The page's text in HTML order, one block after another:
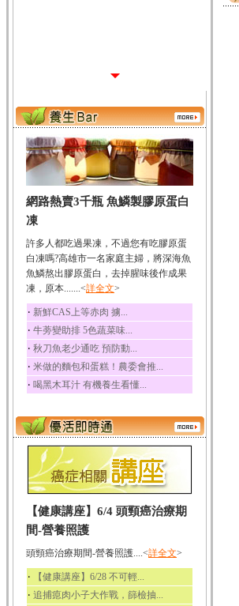
網路熱賣3千瓶 魚鱗製膠原蛋白
凍
許多人都吃過果凍，不過您有吃膠原蛋
白凍嗎?高雄市一名家庭主婦，將深海魚
魚鱗熬出膠原蛋白，去掉腥味後作成果
凍，原本.......<詳全文>
‧ 新鮮CAS上等赤肉 擄...
‧ 牛蒡變助排 5色蔬菜味...
‧ 秋刀魚老少通吃 預防動...
‧ 米做的麵包和蛋糕！農委會推...
‧ 喝黑木耳汁 有機養生看懂...
【健康講座】6/4 頭頸癌治療期
間-營養照護
頭頸癌治療期間-營養照護....<詳全文>
‧ 【健康講座】6/28 不可輕...
‧ 追捕瘜肉小子大作戰，篩檢抽...